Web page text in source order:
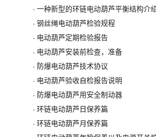
· 一种新型的环链电动葫芦平衡结构介
· 钢丝绳电动葫芦检验规程
· 电动葫芦定期检验报告
· 电动葫芦安装前检查，准备
· 防爆电动葫芦技术协议
· 电动葫芦验收自检报告说明
· 防爆电动葫芦用安全制动器
· 环链电动葫芦日保养篇
· 环链电动葫芦月保养篇